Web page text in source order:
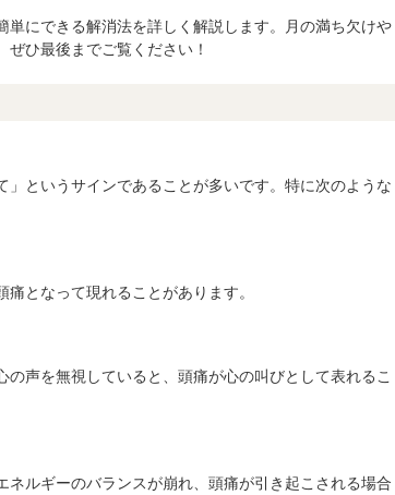
にできる解消法を詳しく解説します。月の満ち欠けや
ひ最後までご覧ください！
というサインであることが多いです。特に次のような
となって現れることがあります。
声を無視していると、頭痛が心の叫びとして表れるこ
ルギーのバランスが崩れ、頭痛が引き起こされる場合